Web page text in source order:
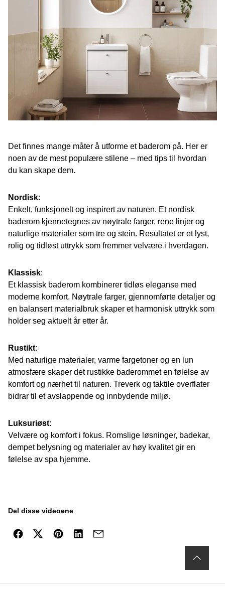
Det finnes mange måter å utforme et baderom på. Her er
noen av de mest populære stilene – med tips til hvordan
du kan skape dem.
Nordisk:
Enkelt, funksjonelt og inspirert av naturen. Et nordisk
baderom kjennetegnes av nøytrale farger, rene linjer og
naturlige materialer som tre og stein. Resultatet er et lyst,
rolig og tidløst uttrykk som fremmer velvære i hverdagen.
Klassisk:
Et klassisk baderom kombinerer tidløs eleganse med
moderne komfort. Nøytrale farger, gjennomførte detaljer og
en balansert materialbruk skaper et harmonisk uttrykk som
holder seg aktuelt år etter år.
Rustikt:
Med naturlige materialer, varme fargetoner og en lun
atmosfære skaper det rustikke baderommet en følelse av
komfort og nærhet til naturen. Treverk og taktile overflater
bidrar til et avslappende og innbydende miljø.
Luksuriøst:
Velvære og komfort i fokus. Romslige løsninger, badekar,
dempet belysning og materialer av høy kvalitet gir en
følelse av spa hjemme.
Del disse videoene